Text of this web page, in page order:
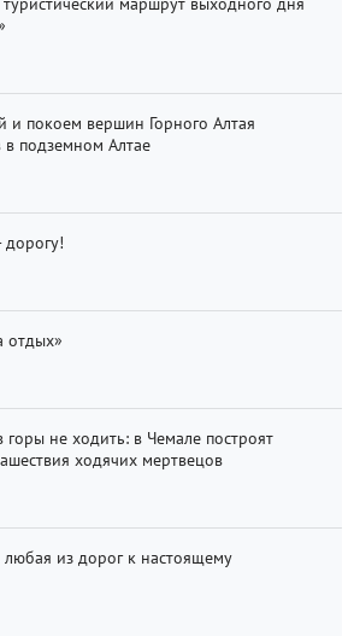
и покоем вершин Горного Алтая
подземном Алтае
дорогу!
отдых»
не ходить: в Чемале построят
ходячих мертвецов
из дорог к настоящему